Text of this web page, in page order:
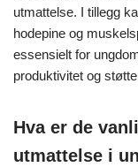
utmattelse. I tillegg
hodepine og
essensielt for
produktivitet og
Hva er de
utmattelse i